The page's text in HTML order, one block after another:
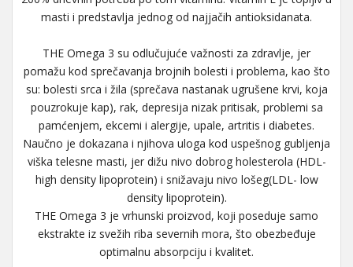
masti i predstavlja jednog od najjačih antioksidanata.
THE Omega 3 su odlučujuće važnosti za zdravlje, jer
pomažu kod sprečavanja brojnih bolesti i problema, kao što
su: bolesti srca i žila (sprečava nastanak ugrušene krvi, koja
pouzrokuje kap), rak, depresija nizak pritisak, problemi sa
pamćenjem, ekcemi i alergije, upale, artritis i diabetes.
Naučno je dokazana i njihova uloga kod uspešnog gubljenja
viška telesne masti, jer dižu nivo dobrog holesterola (HDL-
high density lipoprotein) i snižavaju nivo lošeg(LDL- low
density lipoprotein).
THE Omega 3 je vrhunski proizvod, koji poseduje samo
ekstrakte iz svežih riba severnih mora, što obezbeđuje
optimalnu absorpciju i kvalitet.